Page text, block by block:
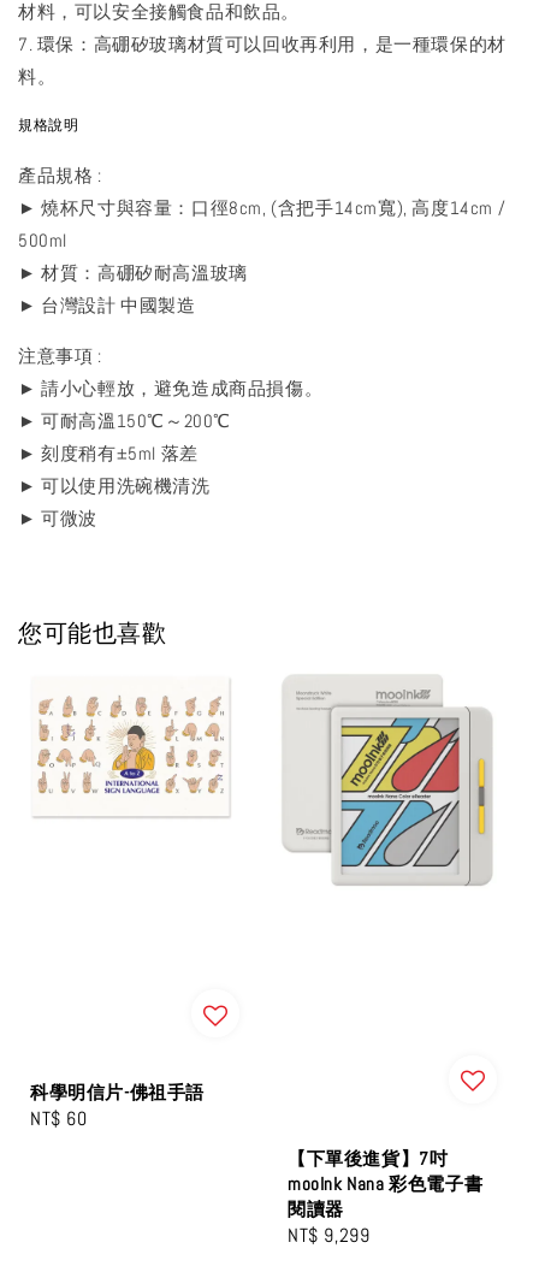
材料，可以安全接觸食品和飲品。
7. 環保：高硼矽玻璃材質可以回收再利用，是一種環保的材
料。
規格說明
產品規格 :
► 燒杯尺寸與容量：口徑8cm, (含把手14cm寬), 高度14cm /
500ml
► 材質：高硼矽耐高溫玻璃
► 台灣設計 中國製造
注意事項 :
► 請小心輕放，避免造成商品損傷。
► 可耐高溫150℃～200℃
► 刻度稍有±5ml 落差
► 可以使用洗碗機清洗
► 可微波
您可能也喜歡
科學明信片-佛祖手語
Regular
NT$ 60
【下單後進貨】7吋
mooInk Nana 彩色電子書
閱讀器
Regular
NT$ 9,299